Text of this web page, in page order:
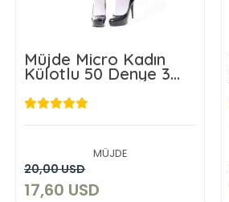
Müjde Micro Kadın
Külotlu 50 Denye 3
MÜJDE
20,00 USD
17,60 USD